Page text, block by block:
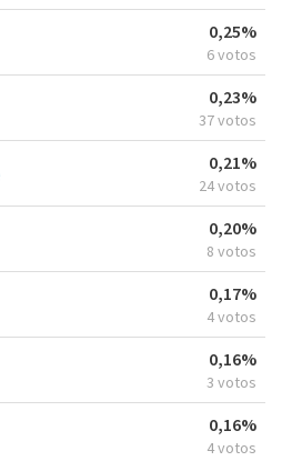
0,25%
6 votos
0,23%
37 votos
0,21%
24 votos
0,20%
8 votos
0,17%
4 votos
0,16%
3 votos
0,16%
4 votos